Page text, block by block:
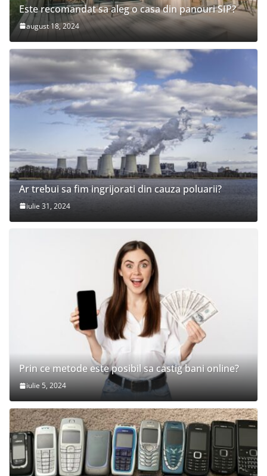
Este recomandat sa aleg o casa din panouri SIP?
august 18, 2024
Ar trebui sa fim ingrijorati din cauza poluarii?
iulie 31, 2024
Prin ce metode este posibil sa castig bani online?
iulie 5, 2024